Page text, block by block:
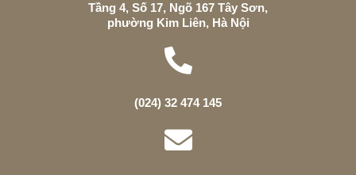
Tầng 4, Số 17, Ngõ 167 Tây Sơn,
phường Kim Liên, Hà Nội
(024) 32 474 145